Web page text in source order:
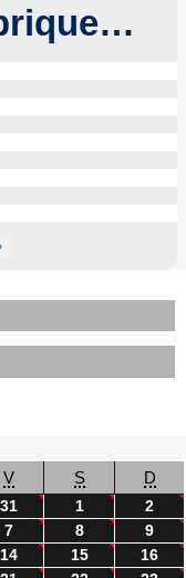
V S D
31 1
2
7 8
9
14 15
16